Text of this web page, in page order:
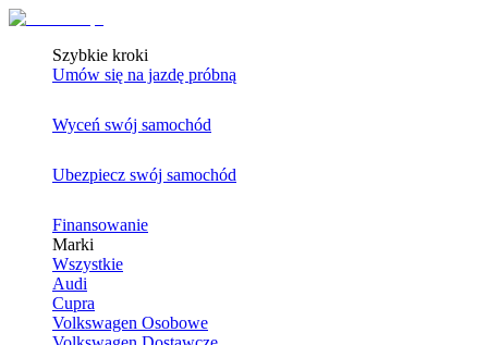
Szybkie kroki
Umów się na jazdę próbną
Wyceń swój samochód
Ubezpiecz swój samochód
Finansowanie
Marki
Wszystkie
Audi
Cupra
Volkswagen Osobowe